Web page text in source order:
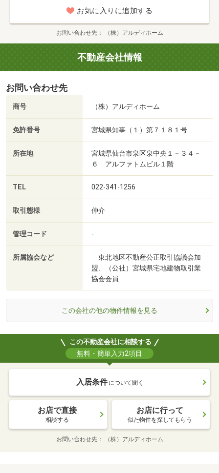
お気に入りに追加する
お問い合わせ先 （株）アルディホーム
不動産会社情報
お問い合わせ先
商号 （株）アルディホーム
免許番号 宮城県知事（１）第７１８１号
所在地
宮城県仙台市泉区泉中央１－３４－
６ アルファトムビル１階
TEL 022-341-1256
取引態様 仲介
管理コード -
所属協会など
東北地区不動産公正取引協議会加
盟、（公社）宮城県宅地建物取引業
協会会員
この会社の他の物件情報を見る
この不動産会社に相談する
無料・簡単入力2項目
入居条件 について聞く
お店で直接
相談する
お店に行って
似た物件を探してもらう
お問い合わせ先 （株）アルディホーム